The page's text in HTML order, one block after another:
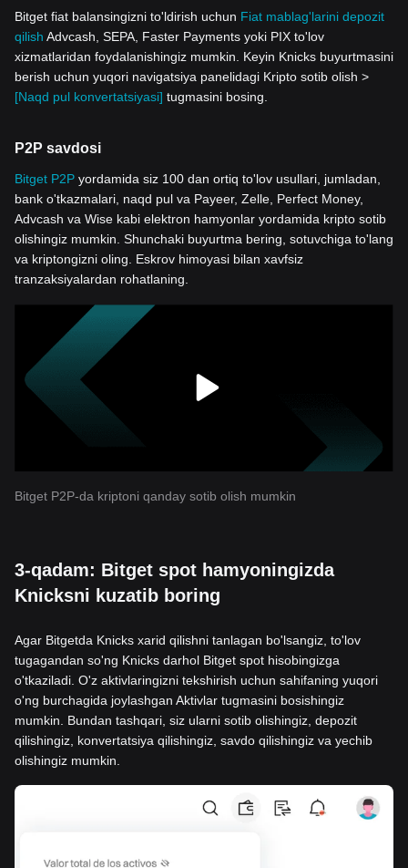
Bitget fiat balansingizni to'ldirish uchun Fiat mablag'larini depozit
qilish Advcash, SEPA, Faster Payments yoki PIX to'lov
xizmatlaridan foydalanishingiz mumkin. Keyin Knicks buyurtmasini
berish uchun yuqori navigatsiya panelidagi Kripto sotib olish >
[Naqd pul konvertatsiyasi] tugmasini bosing.
P2P savdosi
Bitget P2P yordamida siz 100 dan ortiq to'lov usullari, jumladan,
bank o'tkazmalari, naqd pul va Payeer, Zelle, Perfect Money,
Advcash va Wise kabi elektron hamyonlar yordamida kripto sotib
olishingiz mumkin. Shunchaki buyurtma bering, sotuvchiga to'lang
va kriptongizni oling. Eskrov himoyasi bilan xavfsiz
tranzaksiyalardan rohatlaning.
Bitget P2P-da kriptoni qanday sotib olish mumkin
3-qadam: Bitget spot hamyoningizda
Knicksni kuzatib boring
Agar Bitgetda Knicks xarid qilishni tanlagan bo'lsangiz, to'lov
tugagandan so'ng Knicks darhol Bitget spot hisobingizga
o'tkaziladi. O'z aktivlaringizni tekshirish uchun sahifaning yuqori
o'ng burchagida joylashgan Aktivlar tugmasini bosishingiz
mumkin. Bundan tashqari, siz ularni sotib olishingiz, depozit
qilishingiz, konvertatsiya qilishingiz, savdo qilishingiz va yechib
olishingiz mumkin.